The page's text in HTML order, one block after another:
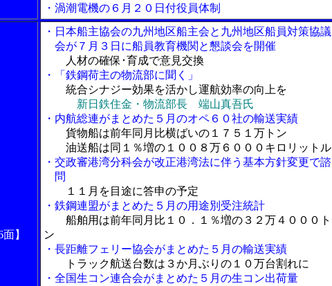
・渦潮電機の６月２０日付役員体制
】
・日本船主協会の九州地区船主会と九州地区船員対策協議
会が７月３日に船員教育機関と懇談会を開催
人材の確保･育成で意見交換
・「鉄鋼荷主の物流部に聞く」
統合シナジー効果を活かし運航効率の向上を
新日鉄住金・物流部長 端山真吾氏
・内航総連がまとめた５月のオペ６０社の輸送実績
貨物船は前年同月比横ばいの１７５１万トン
油送船は同１％増の１００８万６０００キロリットル
・交政審港湾分科会が改正港湾法に伴う基本方針変更で諮
問
１１月を目途に答申の予定
・鉄鋼連盟がまとめた５月の用途別受注統計
船舶用は前年同月比１０．１％増の３２万４０００ト
ン
・長距離フェリー協会がまとめた５月の輸送実績
トラック航送台数は３か月ぶりの１０万台割れに
・全国生コン連合会がまとめた５月の生コン出荷量